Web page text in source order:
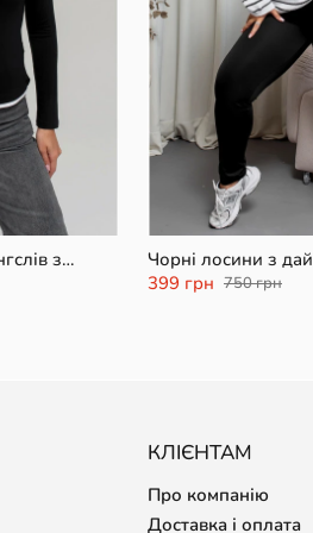
з
XS/S M/L
Чорні лосини з
399 грн 750 грн
КЛІЄНТАМ
Про компанію
Доставка і оплата